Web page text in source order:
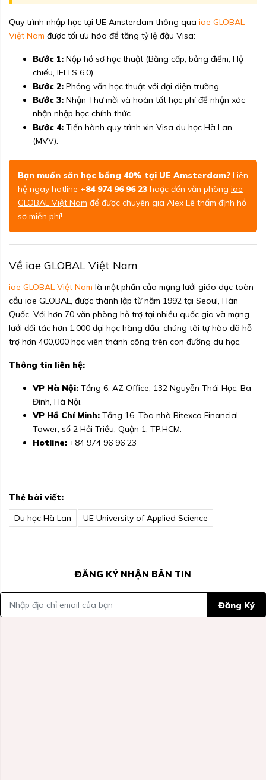
Quy trình nhập học tại UE Amsterdam thông qua iae GLOBAL
Việt Nam được tối ưu hóa để tăng tỷ lệ đậu Visa:
Bước 1: Nộp hồ sơ học thuật (Bằng cấp, bảng điểm, Hộ
chiếu, IELTS 6.0).
Bước 2: Phỏng vấn học thuật với đại diện trường.
Bước 3: Nhận Thư mời và hoàn tất học phí để nhận xác
nhận nhập học chính thức.
Bước 4: Tiến hành quy trình xin Visa du học Hà Lan
(MVV).
Bạn muốn săn học bổng 40% tại UE Amsterdam? Liên
hệ ngay hotline +84 974 96 96 23 hoặc đến văn phòng iae
GLOBAL Việt Nam để được chuyên gia Alex Lê thẩm định hồ
sơ miễn phí!
Về iae GLOBAL Việt Nam
iae GLOBAL Việt Nam là một phần của mạng lưới giáo dục toàn
cầu iae GLOBAL, được thành lập từ năm 1992 tại Seoul, Hàn
Quốc. Với hơn 70 văn phòng hỗ trợ tại nhiều quốc gia và mạng
lưới đối tác hơn 1,000 đại học hàng đầu, chúng tôi tự hào đã hỗ
trợ hơn 400,000 học viên thành công trên con đường du học.
Thông tin liên hệ:
VP Hà Nội: Tầng 6, AZ Office, 132 Nguyễn Thái Học, Ba
Đình, Hà Nội.
VP Hồ Chí Minh: Tầng 16, Tòa nhà Bitexco Financial
Tower, số 2 Hải Triều, Quận 1, TP.HCM.
Hotline: +84 974 96 96 23
Thẻ bài viết:
Du học Hà Lan
UE University of Applied Science
ĐĂNG KÝ NHẬN BẢN TIN
Đăng Ký